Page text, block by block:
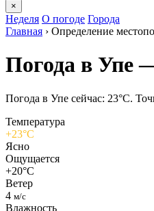
×
Неделя О погоде Города
Главная › Определение
Погода в Упе
Погода в Упе сейчас: 23°C.
Температура
+23°C
Ясно
Ощущается
+20°C
Ветер
4 м/с
Влажность